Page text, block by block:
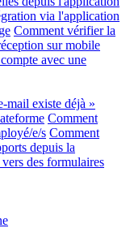
via l'application
Comment vérifier la
sur mobile
avec une
mail existe déjà »
Comment
e/s Comment
depuis la
des formulaires